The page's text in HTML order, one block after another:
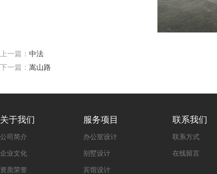
上一篇： 中法
下一篇： 嵩山路
关于我们
公司简介
企业文化
资质荣誉
服务项目
办公室设计
别墅设计
宾馆设计
联系我们
联系方式
在线留言